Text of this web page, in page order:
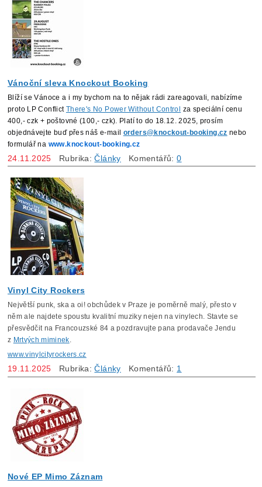
Vánoční sleva Knockout Booking
Blíží se Vánoce a i my bychom na to nějak rádi zareagovali, nabízíme
proto LP Conflict There's No Power Without Control za speciální cenu
400,- czk + poštovné (100,- czk). Platí to do 18.12. 2025, prosím
objednávejte buď přes náš e-mail orders@knockout-booking.cz nebo
formulář na www.knockout-booking.cz
24.11.2025 Rubrika:Články Komentářů:0
Vinyl City Rockers
Největší punk, ska a oi! obchůdek v Praze je poměrně malý, přesto v
něm ale najdete spoustu kvalitní muziky nejen na vinylech. Stavte se
přesvědčit na Francouzské 84 a pozdravujte pana prodavače Jendu
z Mrtvých miminek.
www.vinylcityrockers.cz
19.11.2025 Rubrika:Články Komentářů: 1
Nové EP Mimo Záznam